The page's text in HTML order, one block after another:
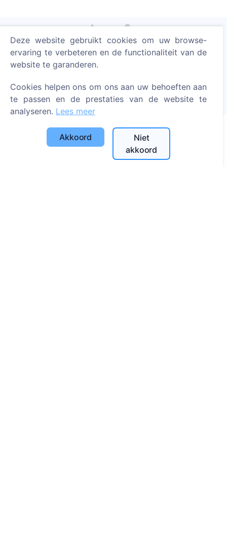
Steek een digitale kaars aan - plant een boom!
Meer lezen
Geplante bomen
1391
Informatie
Deze website gebruikt cookies om uw browse-
ervaring te verbeteren en de functionaliteit van de
website te garanderen.
Cookies helpen ons om ons aan uw behoeften aan
te passen en de prestaties van de website te
analyseren. Lees meer
Akkoord
Niet
akkoord